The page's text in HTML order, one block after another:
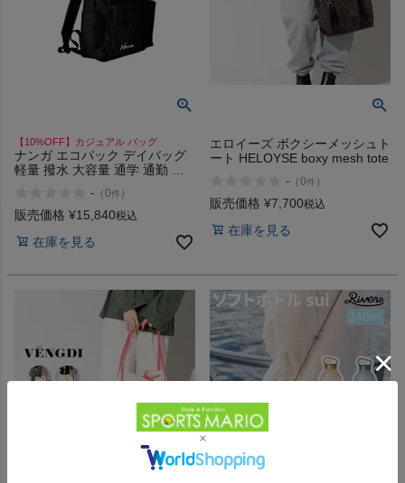
【10%OFF】カジュアル バッグ
ナンガ エコパック デイバッグ
軽量 撥水 大容量 通学 通勤 日
NANGA UR ECOPAK DAY BAG
20L
- （0件 ）
販売価格 ¥15,840税込
在庫を見る
エロイーズ ボクシーメッシュト
ート HELOYSE boxy mesh tote
- （0件 ）
販売価格 ¥7,700税込
在庫を見る